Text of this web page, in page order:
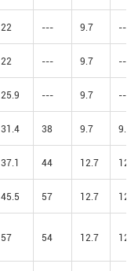
22 --- 9.7 ---
22 --- 9.7 ---
25.9 --- 9.7 ---
31.4 38 9.7 9.7
37.1 44 12.7 12.7
45.5 57 12.7 12.7
57 54 12.7 12.7